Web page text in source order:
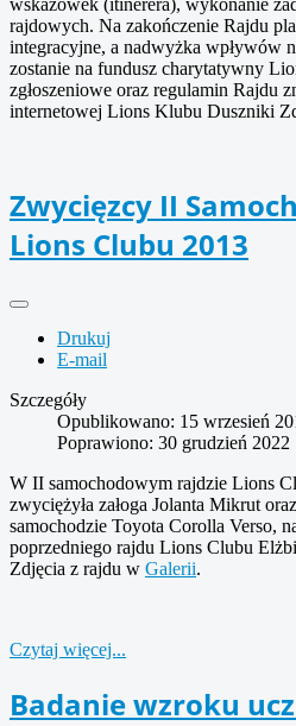
rajdowych. Na zakończenie Rajdu
integracyjne, a nadwyżka wpływów
zostanie na fundusz charytatywny
zgłoszeniowe oraz regulamin Rajdu
internetowej Lions Klubu Duszniki
Zwycięzcy II
Lions Clubu 2013
Drukuj
E-mail
Szczegóły
Opublikowano: 15 wrzesień
Poprawiono: 30 grudzień 2022
W II samochodowym rajdzie Lions
zwyciężyła załoga Jolanta Mikrut
samochodzie Toyota Corolla Verso,
poprzedniego rajdu Lions Clubu
Zdjęcia z rajdu w Galerii.
Czytaj więcej...
Badanie wzroku